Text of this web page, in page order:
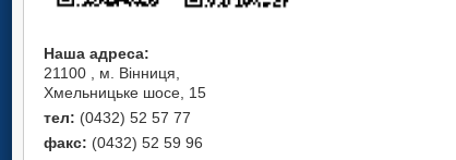
Наша адреса:
21100 , м. Вінниця,
Хмельницьке шосе, 15
тел: (0432) 52 57 77
факс: (0432) 52 59 96